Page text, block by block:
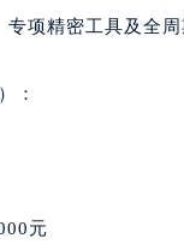
积家售后服务中心
家售后服务中心（
明街与额尔敦路交
中心（需提前预约）
项精密工具及全
：
元